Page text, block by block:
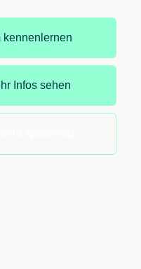
kennenlernen
Infos sehen